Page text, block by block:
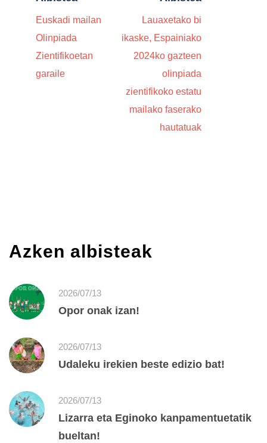
Euskadi mailan
Olinpiada
Zientifikoetan
garaile
Lauaxetako bi
ikaske, Espainiako
2024ko gazteen
olinpiada
zientifikoko estatu
mailako faserako
hautatuak
Azken albisteak
2026/07/13
Opor onak izan!
2026/07/13
Udaleku irekien beste edizio bat!
2026/07/13
Lizarra eta Eginoko kanpamentuetatik
bueltan!